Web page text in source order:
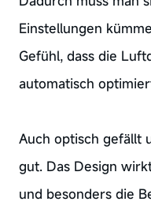
Einstellungen
Gefühl, dass die
automatisch
Auch optisch gefällt
gut. Das Design
und besonders die